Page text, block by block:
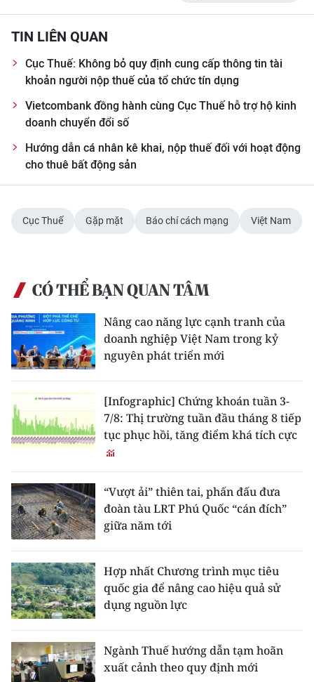
TIN LIÊN QUAN
Cục Thuế: Không bỏ quy định cung cấp thông tin tài
khoản người nộp thuế của tổ chức tín dụng
Vietcombank đồng hành cùng Cục Thuế hỗ trợ hộ kinh
doanh chuyển đổi số
Hướng dẫn cá nhân kê khai, nộp thuế đối với hoạt động
cho thuê bất động sản
Cục Thuế Gặp mặt Báo chí cách mạng Việt Nam
CÓ THỂ BẠN QUAN TÂM
Nâng cao năng lực cạnh tranh của
doanh nghiệp Việt Nam trong kỷ
nguyên phát triển mới
[Infographic] Chứng khoán tuần 3-
7/8: Thị trường tuần đầu tháng 8 tiếp
tục phục hồi, tăng điểm khá tích cực
“Vượt ải” thiên tai, phấn đấu đưa
đoàn tàu LRT Phú Quốc “cán đích”
giữa năm tới
Hợp nhất Chương trình mục tiêu
quốc gia để nâng cao hiệu quả sử
dụng nguồn lực
Ngành Thuế hướng dẫn tạm hoãn
xuất cảnh theo quy định mới